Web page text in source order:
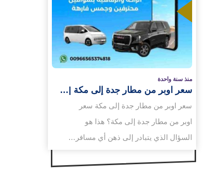
منذ سنة واحدة
سعر اوبر من مطار جدة إلى مكة |…
سعر اوبر من مطار جدة إلى مكة سعر
اوبر من مطار جدة إلى مكة؟ هذا هو
السؤال الذي يتبادر إلى ذهن أي مسافر…